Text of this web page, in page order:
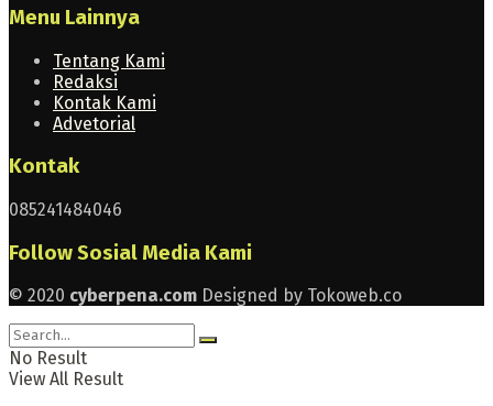
Menu Lainnya
Tentang Kami
Redaksi
Kontak Kami
Advetorial
Kontak
085241484046
Follow Sosial Media Kami
© 2020 cyberpena.com Designed by Tokoweb.co
No Result
View All Result